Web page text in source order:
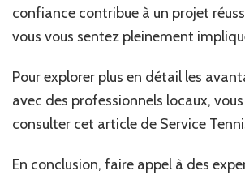
confiance contribue à un projet
vous vous sentez pleinement
Pour explorer plus en détail les
avec des professionnels locaux,
consulter cet article de Service
En conclusion, faire appel à des